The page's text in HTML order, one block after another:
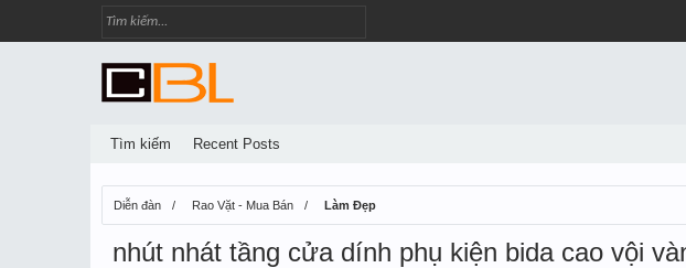
Diễn đàn Rao Vặt - Mua Bán Làm Đẹp
nhút nhát tầng cửa dính phụ kiện bida cao vội
Tìm kiếm Recent Posts